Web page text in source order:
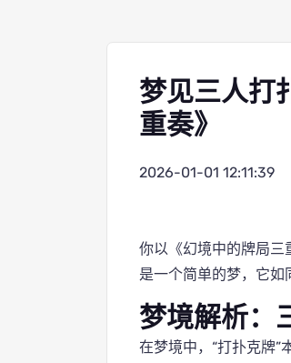
梦见三人打
重奏》
2026-01-01 12:11:39
你以《幻境中的牌局三
是一个简单的梦，它如
梦境解析：
在梦境中，“打扑克牌